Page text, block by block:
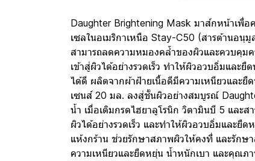
Daughter Brightening Mask มาส์กหน้าเพื่อ
เซลในอเมริกาเหนือ Stay-C50 (สารต้านอนุ
สามารถลดความหมองคล้ำของผิวและควบคุม
เข้าสู่ผิวได้อย่างรวดเร็ว ทำให้ผิวอวบอิ่มและ
ได้ดี ผลิตจากผ้าฝ้ายเนื้อดีมีความเหนียวและยื
เซนส์ 20 มล. ลงสู่ชั้นผิวอย่างสมบูรณ์
น้ำ เมื่อเติมกรดไฮยาลูโรนิก วิตามินบี 5 และ
ผิวได้อย่างรวดเร็ว และทำให้ผิวอวบอิ่มและยื
แห้งกร้าน ช่วยรักษาสภาพผิวให้คงที่ และรักษ
ความเหนียวและยืดหยุ่น น้ำหนักเบา และคุณภ